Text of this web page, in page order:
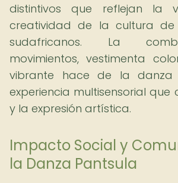
distintivos que reflejan la
creatividad de la cultura de
sudafricanos. La
movimientos, vestimenta
vibrante hace de la danza
experiencia multisensorial que
y la expresión artística.
Impacto Social y
la Danza Pantsula